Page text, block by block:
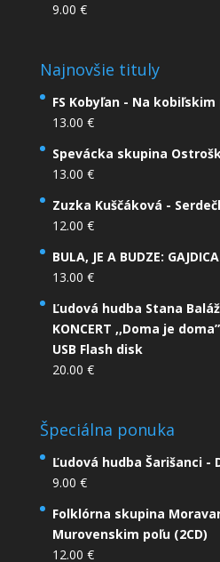
9.00 €
Najnovšie tituly
FS Kobyľan - Na kobiľskim
13.00 €
Spevácka skupina
13.00 €
Zuzka Kuščáková -
12.00 €
BULA, JE A BUDZE: GAJDICA
13.00 €
Ľudová hudba Stana
KONCERT ,,Doma je
USB Flash disk
20.00 €
Špeciálna ponuka
Ľudová hudba Šarišanci -
9.00 €
Folklórna skupina
Murovenskim poľu (2CD)
12.00 €